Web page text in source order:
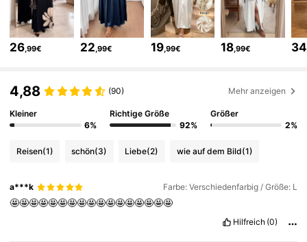
4,79 603K Follower
4,79 603K Follower
603K Follower
26,99€ 22,99€ 19,99€ 18,99€ 34
4,88 (90) Mehr anzeigen
Kleiner
6%
Richtige Größe
92%
Größer
2%
Reisen(1) schön(3) Liebe(2) wie auf dem Bild(1)
a***k Farbe: Verschiedenfarbig / Größe: L
🤩🤩🤩🤩🤩🤩🤩🤩🤩🤩🤩🤩🤩🤩🤩🤩🤩
Hilfreich (0)